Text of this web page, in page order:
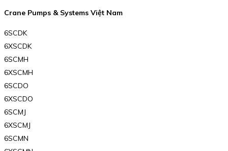
Crane Pumps & Systems Việt Nam
6SCDK
6XSCDK
6SCMH
6XSCMH
6SCDO
6XSCDO
6SCMJ
6XSCMJ
6SCMN